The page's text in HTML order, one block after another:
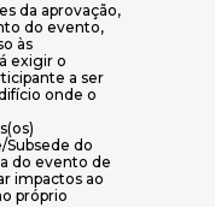
da aprovação,
do evento,
às
exigir o
a ser
onde o
Subsede do
do evento de
impactos ao
próprio